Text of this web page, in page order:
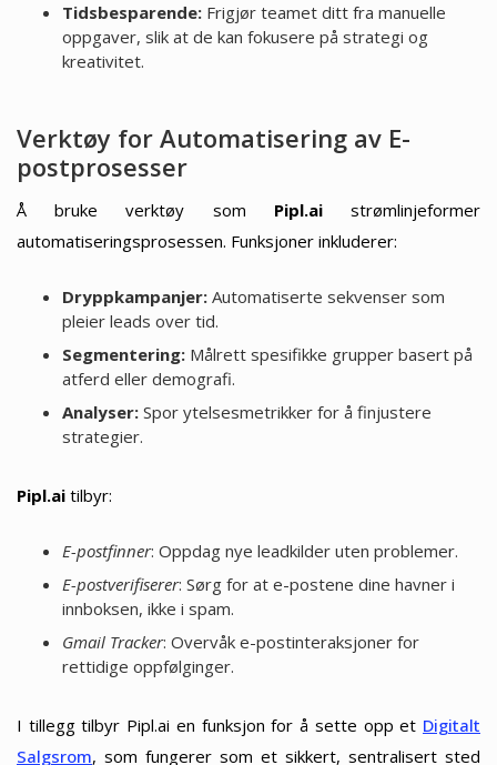
Tidsbesparende:Frigjør teamet ditt fra manuelle
oppgaver, slik at de kan fokusere på strategi og
kreativitet.
Verktøy for Automatisering av E-
postprosesser
Å bruke verktøy som Pipl.aistrømlinjeformer
automatiseringsprosessen. Funksjoner inkluderer:
Dryppkampanjer:Automatiserte sekvenser som
pleier leads over tid.
Segmentering:Målrett spesifikke grupper basert på
atferd eller demografi.
Analyser:Spor ytelsesmetrikker for å finjustere
strategier.
Pipl.ai tilbyr:
E-postfinner: Oppdag nye leadkilder uten problemer.
E-postverifiserer: Sørg for at e-postene dine havner i
innboksen, ikke i spam.
Gmail Tracker: Overvåk e-postinteraksjoner for
rettidige oppfølginger.
I tillegg tilbyr Pipl.ai en funksjon for å sette opp et Digitalt
Salgsrom, som fungerer som et sikkert, sentralisert sted